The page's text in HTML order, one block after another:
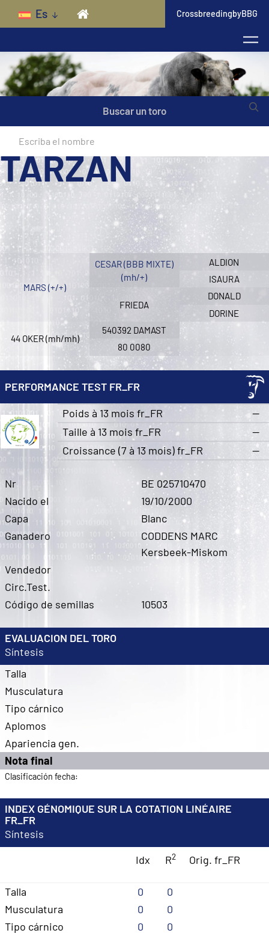
Skip to main content
Es CrossbreedingbyBBG
Buscar un toro
TARZAN
MARS (+/+)
CESAR (BBB MIXTE)
(mh/+)
FRIEDA
ALDION
ISAURA
DONALD
DORINE
44 OKER (mh/mh)
540392 DAMAST
80 0080
PERFORMANCE TEST FR_FR
Poids à 13 mois fr_FR
—
Taille à 13 mois fr_FR
—
Croissance (7 à 13 mois) fr_FR
—
Nr
BE 025710470
Nacido el
19/10/2000
Capa
Blanc
Ganadero
CODDENS MARC
Kersbeek-Miskom
Vendedor
Circ.Test.
Código de semillas
10503
EVALUACION DEL TORO
Síntesis
Talla
Musculatura
Tipo cárnico
Aplomos
Apariencia gen.
Nota final
Clasificación fecha:
INDEX GÉNOMIQUE SUR LA COTATION LINÉAIRE
FR_FR
Síntesis
Idx
R2 Orig. fr_FR
Talla 0
0
Musculatura
0
0
Tipo cárnico
0
0